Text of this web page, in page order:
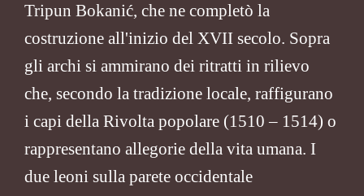
Tripun Bokanić, che ne completò la
costruzione all'inizio del XVII secolo. Sopra
gli archi si ammirano dei ritratti in rilievo
che, secondo la tradizione locale, raffigurano
i capi della Rivolta popolare (1510 – 1514) o
rappresentano allegorie della vita umana. I
due leoni sulla parete occidentale